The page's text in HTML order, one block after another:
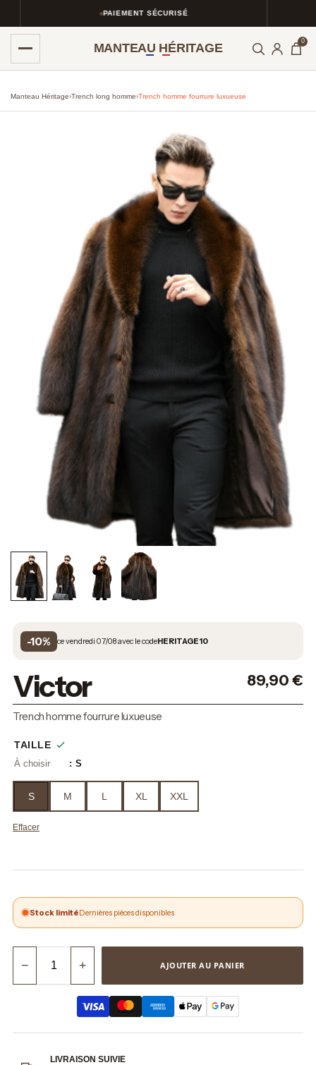
PAIEMENT SÉCURISÉ
MANTEAU HÉRITAGE 0
Manteau Héritage›Trench long homme›Trench homme fourrure luxueuse
-10% ce vendredi 07/08 avec le codeHERITAGE10
Victor 89,90€
Trench homme fourrure luxueuse
TAILLE
: S
S M L XL XXL
Effacer
Stock limitéDernières pièces disponibles
− + AJOUTER AU PANIER
LIVRAISON SUIVIE